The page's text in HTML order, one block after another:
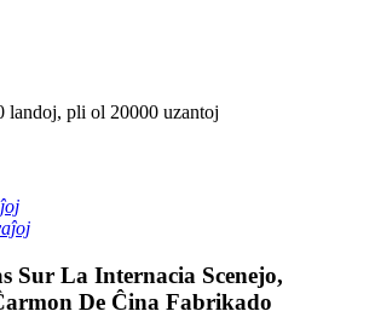
landoj, pli ol 20000 uzantoj
Sur La Internacia Scenejo,
De Ĉina Fabrikado